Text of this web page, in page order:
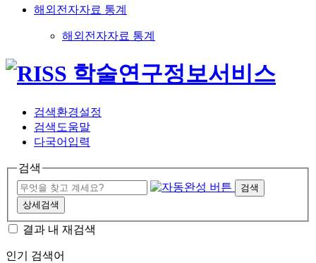
해외전자자료 통계
해외전자자료 통계
검색환경설정
검색도움말
다국어입력
검색
검색
상세검색
결과 내 재검색
인기 검색어